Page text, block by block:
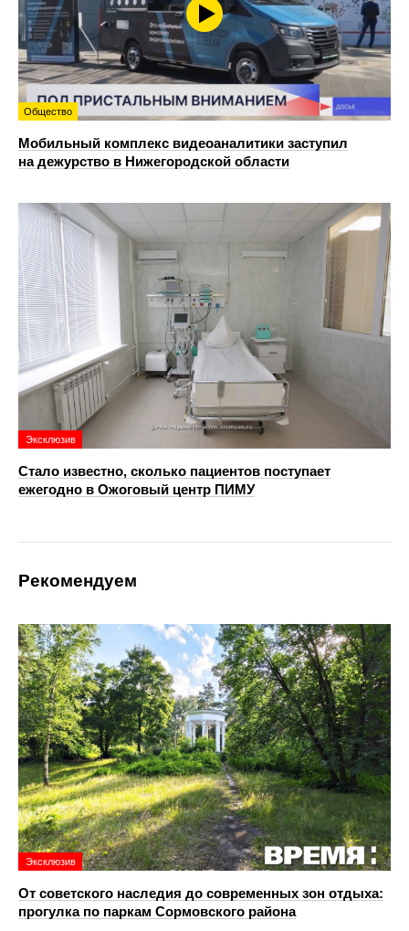
Общество
Мобильный комплекс видеоаналитики заступил
на дежурство в Нижегородской области
Эксклюзив
Стало известно, сколько пациентов поступает
ежегодно в Ожоговый центр ПИМУ
Рекомендуем
Эксклюзив
От советского наследия до современных зон отдыха:
прогулка по паркам Сормовского района